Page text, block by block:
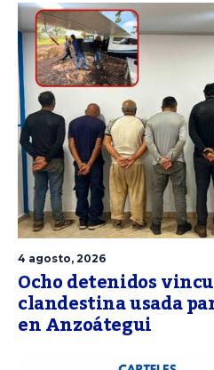
4 agosto, 2026
Ocho detenidos
clandestina usada
en Anzoátegui